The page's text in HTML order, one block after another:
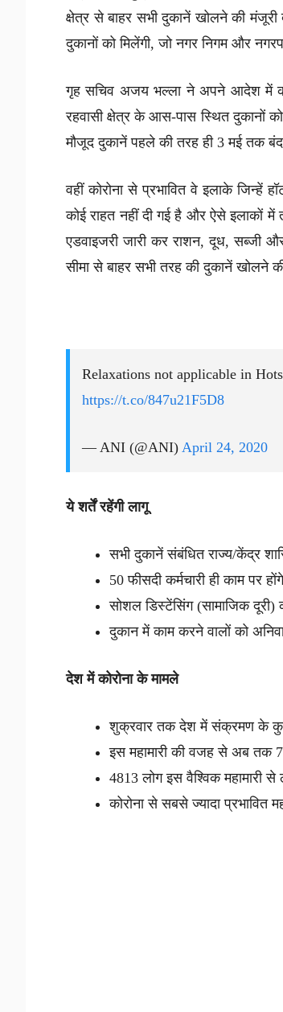
क्षेत्र से बाहर सभी दुकानें खोलने की
दुकानों को मिलेंगी, जो नगर निगम और
गृह सचिव अजय भल्ला ने अपने आदेश में
रहवासी क्षेत्र के आस-पास स्थित दुकानों
मौजूद दुकानें पहले की तरह ही 3 मई तक बंद
वहीं कोरोना से प्रभावित वे इलाके जिन्हें
कोई राहत नहीं दी गई है और ऐसे इलाकों
एडवाइजरी जारी कर राशन, दूध, सब्जी
सीमा से बाहर सभी तरह की दुकानें खोलने
Relaxations not applicable in
https://t.co/847u21F5D8
— ANI (@ANI) April 24, 2020
ये शर्तें रहेंगी लागू
सभी दुकानें संबंधित राज्य/केंद्र
50 फीसदी कर्मचारी ही काम पर
सोशल डिस्टेंसिंग (सामाजिक दूरी)
दुकान में काम करने वालों को
देश में कोरोना के मामले
शुक्रवार तक देश में संक्रमण के
इस महामारी की वजह से अब तक
4813 लोग इस वैश्विक महामारी से
कोरोना से सबसे ज्यादा प्रभावित